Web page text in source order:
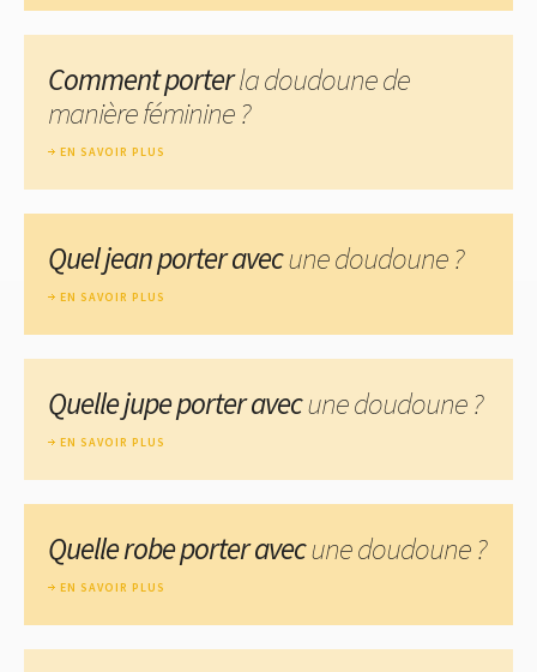
Comment porterla doudoune de
manière féminine ?
EN SAVOIR PLUS
Quel jean porter avecune doudoune ?
EN SAVOIR PLUS
Quelle jupe porter avecune doudoune ?
EN SAVOIR PLUS
Quelle robe porter avecune doudoune ?
EN SAVOIR PLUS